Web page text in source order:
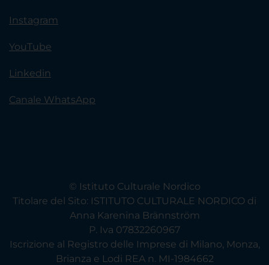
Instagram
YouTube
Linkedin
Canale WhatsApp
© Istituto Culturale Nordico
Titolare del Sito: ISTITUTO CULTURALE NORDICO di
Anna Karenina Brännström
P. Iva 07832260967
Iscrizione al Registro delle Imprese di Milano, Monza,
Brianza e Lodi REA n. MI-1984662